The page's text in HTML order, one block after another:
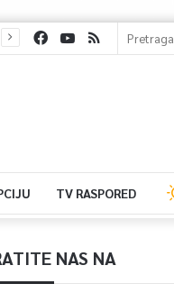
TV RASPORED
NAS NA